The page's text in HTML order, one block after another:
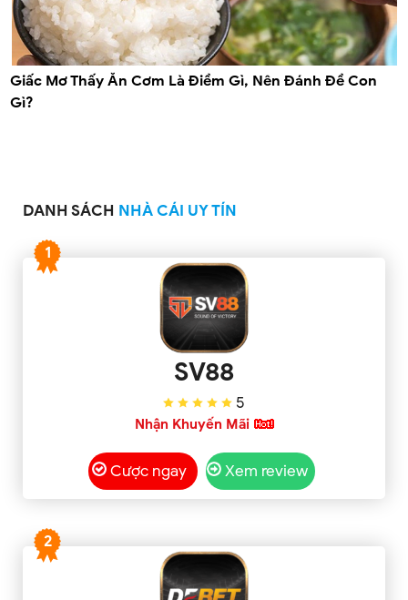
Giấc Mơ Thấy Ăn Cơm Là Điềm Gì, Nên Đánh Đề Con
Gì?
DANH SÁCH NHÀ CÁI UY TÍN
1
SV88
5
Nhận Khuyến Mãi
Cược ngay Xem review
2